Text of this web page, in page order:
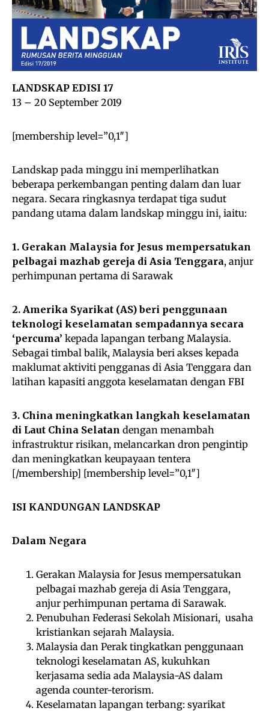
LANDSKAP EDISI 17
13 – 20 September 2019
[membership level=”0,1″]
Landskap pada minggu ini memperlihatkan
beberapa perkembangan penting dalam dan luar
negara. Secara ringkasnya terdapat tiga sudut
pandang utama dalam landskap minggu ini, iaitu:
1. Gerakan Malaysia for Jesus mempersatukan
pelbagai mazhab gereja di Asia Tenggara, anjur
perhimpunan pertama di Sarawak
2. Amerika Syarikat (AS) beri penggunaan
teknologi keselamatan sempadannya secara
‘percuma’ kepada lapangan terbang Malaysia.
Sebagai timbal balik, Malaysia beri akses kepada
maklumat aktiviti pengganas di Asia Tenggara dan
latihan kapasiti anggota keselamatan dengan FBI
3. China meningkatkan langkah keselamatan
di Laut China Selatan dengan menambah
infrastruktur risikan, melancarkan dron pengintip
dan meningkatkan keupayaan tentera
[/membership] [membership level=”0,1″]
ISI KANDUNGAN LANDSKAP
Dalam Negara
Gerakan Malaysia for Jesus mempersatukan
pelbagai mazhab gereja di Asia Tenggara,
anjur perhimpunan pertama di Sarawak.
Penubuhan Federasi Sekolah Misionari, usaha
kristiankan sejarah Malaysia.
Malaysia dan Perak tingkatkan penggunaan
teknologi keselamatan AS, kukuhkan
kerjasama sedia ada Malaysia-AS dalam
agenda counter-terorism.
Keselamatan lapangan terbang: syarikat